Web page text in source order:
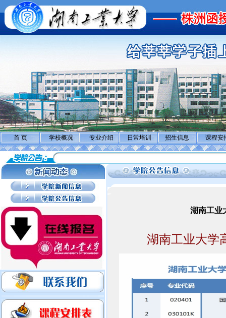
首 页 学校概况 专业介绍 日常培训 招生信息 课程安
湖南工业
湖南工业大学